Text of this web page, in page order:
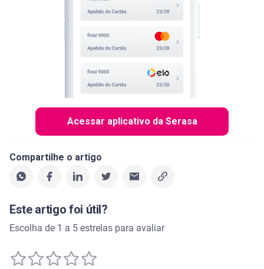
Acessar aplicativo da Serasa
Compartilhe o artigo
Este artigo foi útil?
Escolha de 1 a 5 estrelas para avaliar